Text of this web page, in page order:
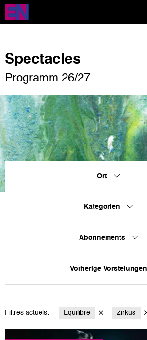
Direkt
zum
Inhalt
Spectacles
Programm 26/27
Ort
Kategorien
Abonnements
Vorherige Vorstelungen
Filtres actuels: Equilibre Zirkus